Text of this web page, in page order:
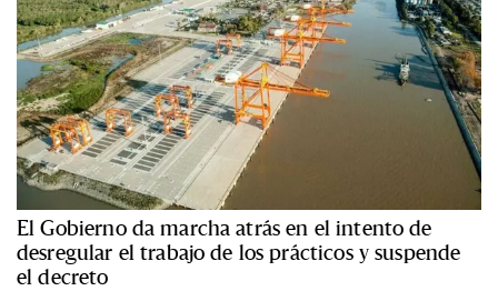
El Gobierno da marcha atrás en el intento de
desregular el trabajo de los prácticos y suspende
el decreto